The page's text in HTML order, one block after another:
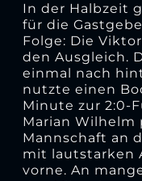
In der Halbzeit
für die
Folge: Die
den Ausgleich.
einmal nach
nutzte einen
Minute zur 2:0-
Marian Wilhelm
Mannschaft an
mit lautstarken
vorne. An